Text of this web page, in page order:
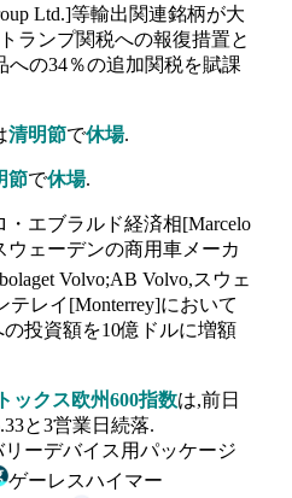
Ltd.]等輸出関連銘柄が大
ランプ関税への報復措置と
への34％の追加関税を賦課
清明節で休場.
節で休場.
エブラルド経済相[Marcelo
ウェーデンの商用車メーカ
Volvo;AB Volvo,スウェ
レイ[Monterrey]において
投資額を10億ドルに増額
ックス欧州600指数は,前日
と3営業日続落.
ーデバイス用パッケージ
ゲーレスハイマー